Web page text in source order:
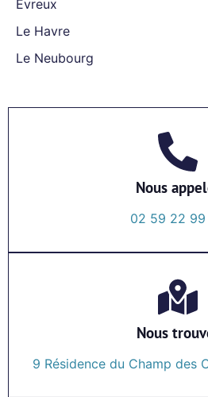
Evreux
Le Havre
Le Neubourg
Nous
02 59 22
Nous
9 Résidence du Champ des